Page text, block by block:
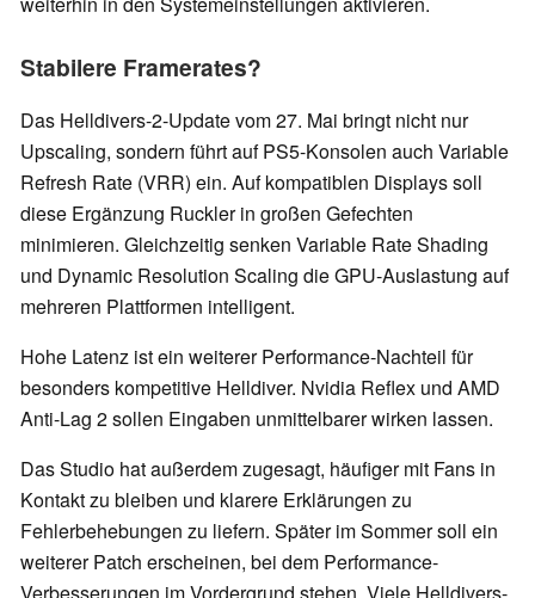
Stabilere Framerates?
Das Helldivers-2-Update vom 27. Mai bringt nicht nur
Upscaling, sondern führt auf PS5-Konsolen auch Variable
Refresh Rate (VRR) ein. Auf kompatiblen Displays soll
diese Ergänzung Ruckler in großen Gefechten
minimieren. Gleichzeitig senken Variable Rate Shading
und Dynamic Resolution Scaling die GPU-Auslastung auf
mehreren Plattformen intelligent.
Hohe Latenz ist ein weiterer Performance-Nachteil für
besonders kompetitive Helldiver. Nvidia Reflex und AMD
Anti-Lag 2 sollen Eingaben unmittelbarer wirken lassen.
Das Studio hat außerdem zugesagt, häufiger mit Fans in
Kontakt zu bleiben und klarere Erklärungen zu
Fehlerbehebungen zu liefern. Später im Sommer soll ein
weiterer Patch erscheinen, bei dem Performance-